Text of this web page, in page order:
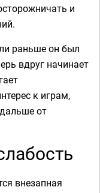
и
раньше он был
вдруг начинает
к играм,
от
внезапная